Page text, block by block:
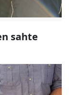
sahte